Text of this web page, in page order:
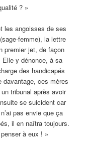
? »
les angoisses de ses
femme), la lettre
premier jet, de façon
Elle y dénonce, à sa
des handicapés
davantage, ces mères
tribunal après avoir
se suicident car
pas envie que ça
il en naîtra toujours.
à eux ! »